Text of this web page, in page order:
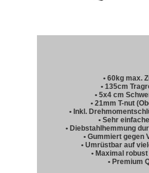
• 60kg max.
• 135cm
• 5x4 cm
• 21mm T-nut
• Inkl.
• Sehr
• Diebstahlhemmung
• Gummiert gegen
• Umrüstbar auf
• Maximal
• Premium